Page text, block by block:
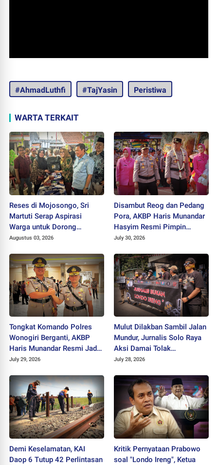
#AhmadLuthfi #TajYasin Peristiwa
WARTA TERKAIT
Reses di Mojosongo, Sri
Martuti Serap Aspirasi
Warga untuk Dorong
Ekonomi Kreatif dan Kota
Augustus 03, 2026
Disambut Reog dan Pedang
Pora, AKBP Haris Munandar
Hasyim Resmi Pimpin
Polres Wonogiri
July 30, 2026
Tongkat Komando Polres
Wonogiri Berganti, AKBP
Haris Munandar Resmi Jadi
Kapolres Baru
July 29, 2026
Mulut Dilakban Sambil Jalan
Mundur, Jurnalis Solo Raya
Aksi Damai Tolak
Stigmatisasi "Londo Ireng"
July 28, 2026
Demi Keselamatan, KAI
Daop 6 Tutup 42 Perlintasan
Kritik Pernyataan Prabowo
soal "Londo Ireng", Ketua